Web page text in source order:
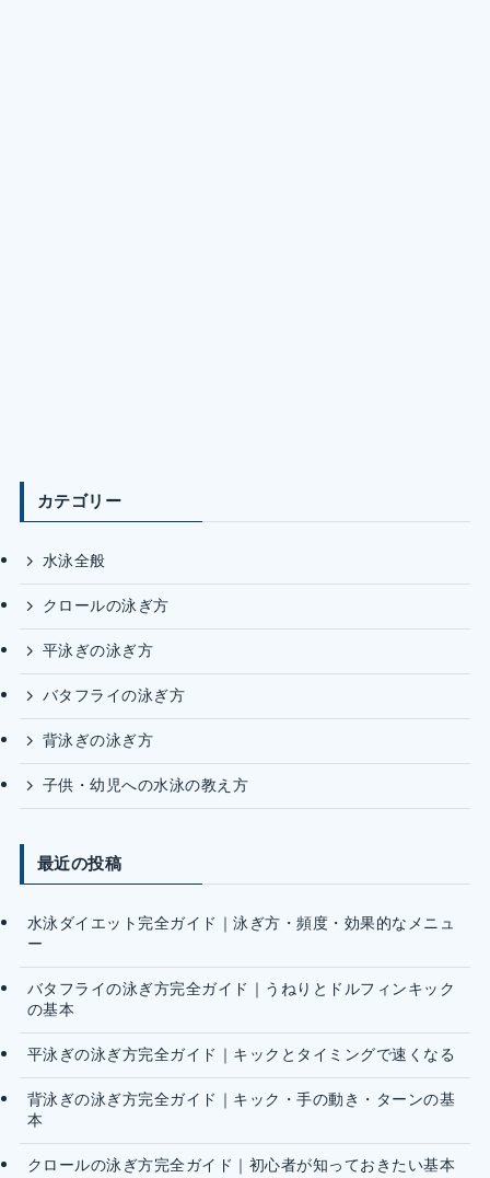
カテゴリー
水泳全般
クロールの泳ぎ方
平泳ぎの泳ぎ方
バタフライの泳ぎ方
背泳ぎの泳ぎ方
子供・幼児への水泳の教え方
最近の投稿
水泳ダイエット完全ガイド｜泳ぎ方・頻度・効果的なメニュ
ー
バタフライの泳ぎ方完全ガイド｜うねりとドルフィンキック
の基本
平泳ぎの泳ぎ方完全ガイド｜キックとタイミングで速くなる
背泳ぎの泳ぎ方完全ガイド｜キック・手の動き・ターンの基
本
クロールの泳ぎ方完全ガイド｜初心者が知っておきたい基本